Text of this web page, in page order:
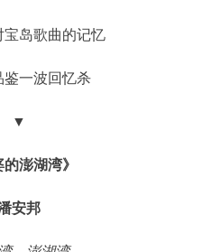
宝岛歌曲的记忆
鉴一波回忆杀
▼
的澎湖湾》
安邦